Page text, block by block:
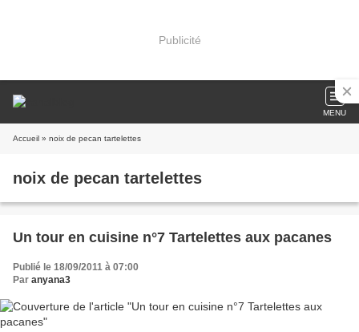
Publicité
MENU
Accueil » noix de pecan tartelettes
noix de pecan tartelettes
Un tour en cuisine n°7 Tartelettes aux pacanes
Publié le 18/09/2011 à 07:00
Par anyana3